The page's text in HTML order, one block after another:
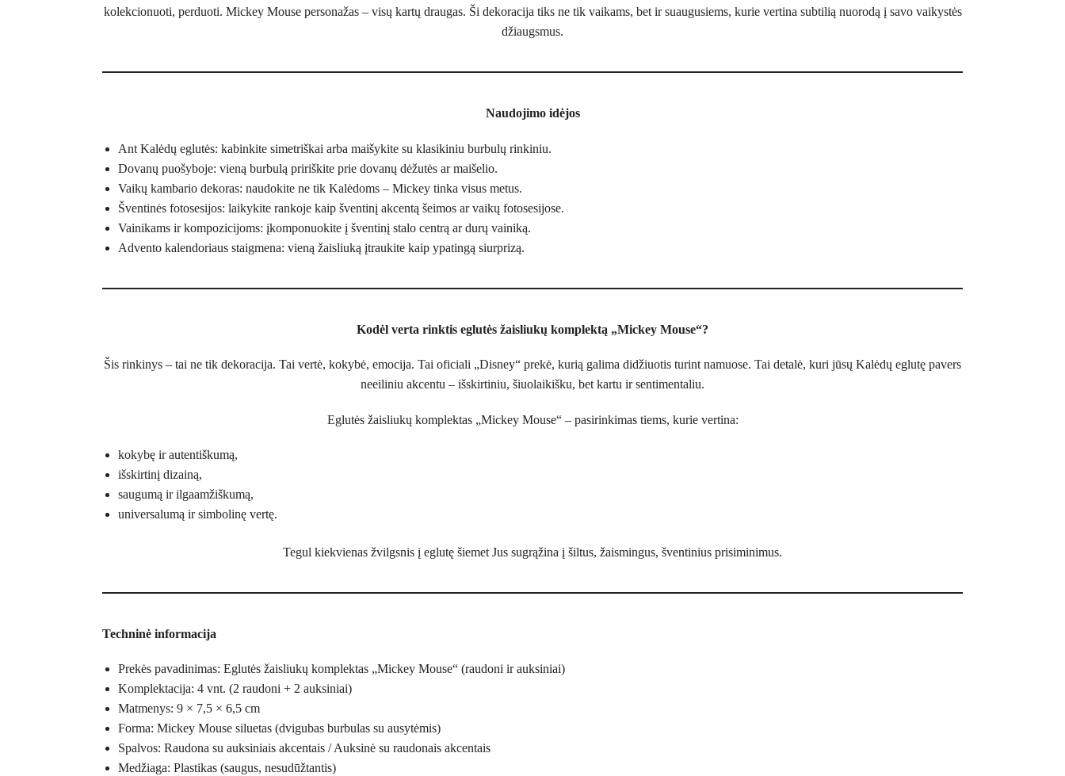
kolekcionuoti, perduoti. Mickey Mouse personažas – visų kartų draugas. Ši dekoracija tiks ne tik vaikams, bet ir suaugusiems, kurie vertina subtilią nuorodą į savo vaikystės
džiaugsmus.
Naudojimo idėjos
Ant Kalėdų eglutės: kabinkite simetriškai arba maišykite su klasikiniu burbulų rinkiniu.
Dovanų puošyboje: vieną burbulą pririškite prie dovanų dėžutės ar maišelio.
Vaikų kambario dekoras: naudokite ne tik Kalėdoms – Mickey tinka visus metus.
Šventinės fotosesijos: laikykite rankoje kaip šventinį akcentą šeimos ar vaikų fotosesijose.
Vainikams ir kompozicijoms: įkomponuokite į šventinį stalo centrą ar durų vainiką.
Advento kalendoriaus staigmena: vieną žaisliuką įtraukite kaip ypatingą siurprizą.
Kodėl verta rinktis eglutės žaisliukų komplektą „Mickey Mouse“?
Šis rinkinys – tai ne tik dekoracija. Tai vertė, kokybė, emocija. Tai oficiali „Disney“ prekė, kurią galima didžiuotis turint namuose. Tai detalė, kuri jūsų Kalėdų eglutę pavers
neeiliniu akcentu – išskirtiniu, šiuolaikišku, bet kartu ir sentimentaliu.
Eglutės žaisliukų komplektas „Mickey Mouse“ – pasirinkimas tiems, kurie vertina:
kokybę ir autentiškumą,
išskirtinį dizainą,
saugumą ir ilgaamžiškumą,
universalumą ir simbolinę vertę.
Tegul kiekvienas žvilgsnis į eglutę šiemet Jus sugrąžina į šiltus, žaismingus, šventinius prisiminimus.
Techninė informacija
Prekės pavadinimas: Eglutės žaisliukų komplektas „Mickey Mouse“ (raudoni ir auksiniai)
Komplektacija: 4 vnt. (2 raudoni + 2 auksiniai)
Matmenys: 9 × 7,5 × 6,5 cm
Forma: Mickey Mouse siluetas (dvigubas burbulas su ausytėmis)
Spalvos: Raudona su auksiniais akcentais / Auksinė su raudonais akcentais
Medžiaga: Plastikas (saugus, nesudūžtantis)